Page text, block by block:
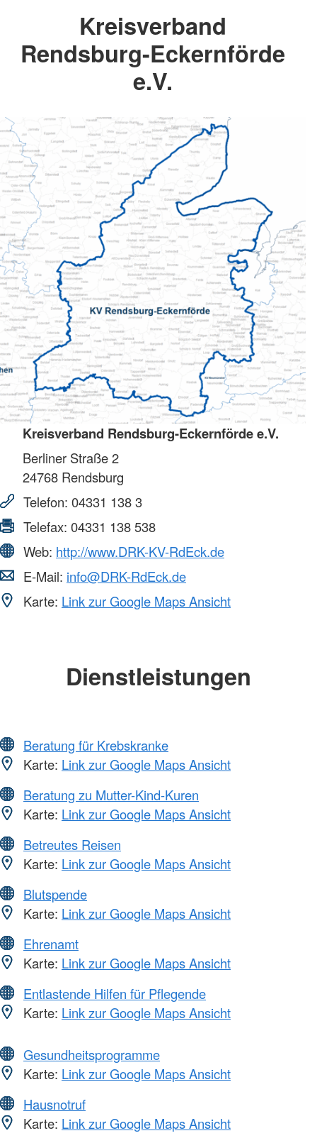
Kreisverband
Rendsburg-Eckernförde
e.V.
Kreisverband Rendsburg-Eckernförde e.V.
Berliner Straße 2
24768 Rendsburg
Telefon: 04331 138 3
Telefax: 04331 138 538
Web: http://www.DRK-KV-RdEck.de
E-Mail: info@DRK-RdEck.de
Karte: Link zur Google Maps Ansicht
Dienstleistungen
Beratung für Krebskranke
Karte: Link zur Google Maps Ansicht
Beratung zu Mutter-Kind-Kuren
Karte: Link zur Google Maps Ansicht
Betreutes Reisen
Karte: Link zur Google Maps Ansicht
Blutspende
Karte: Link zur Google Maps Ansicht
Ehrenamt
Karte: Link zur Google Maps Ansicht
Entlastende Hilfen für Pflegende
Karte: Link zur Google Maps Ansicht
Gesundheitsprogramme
Karte: Link zur Google Maps Ansicht
Hausnotruf
Karte: Link zur Google Maps Ansicht